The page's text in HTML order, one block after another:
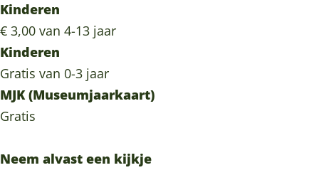
Kinderen
€ 3,00 van 4-13 jaar
Kinderen
Gratis van 0-3 jaar
MJK (Museumjaarkaart)
Gratis
Neem alvast een kijkje